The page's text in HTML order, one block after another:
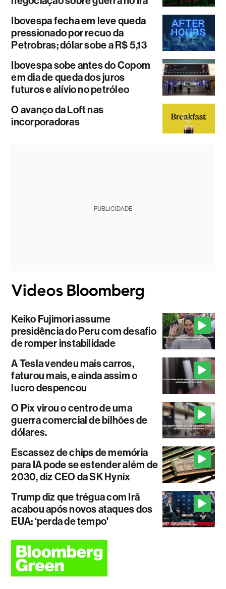
Ibovespa fecha em leve queda
pressionado por recuo da
Petrobras; dólar sobe a R$ 5,13
Ibovespa sobe antes do Copom
em dia de queda dos juros
futuros e alívio no petróleo
O avanço da Loft nas
incorporadoras
PUBLICIDADE
Keiko Fujimori assume
presidência do Peru com desafio
de romper instabilidade
A Tesla vendeu mais carros,
faturou mais, e ainda assim o
lucro despencou
O Pix virou o centro de uma
guerra comercial de bilhões de
dólares.
Escassez de chips de memória
para IA pode se estender além de
2030, diz CEO da SK Hynix
Trump diz que trégua com Irã
acabou após novos ataques dos
EUA: ‘perda de tempo'